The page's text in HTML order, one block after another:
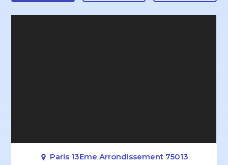
Paris 13Eme Arrondissement 75013